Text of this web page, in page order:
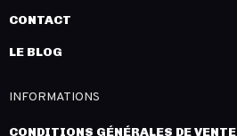
CONTACT
LE BLOG
INFORMATIONS
CONDITIONS GÉNÉRALES DE VENTE